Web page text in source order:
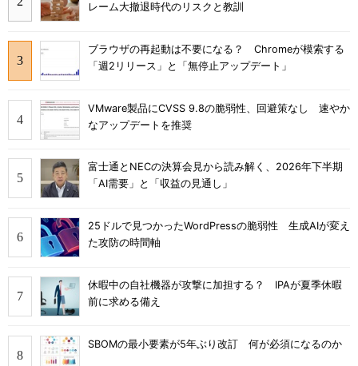
レーム大撤退時代のリスクと教訓
ブラウザの再起動は不要になる？ Chromeが模索する
「週2リリース」と「無停止アップデート」
VMware製品にCVSS 9.8の脆弱性、回避策なし 速やか
なアップデートを推奨
富士通とNECの決算会見から読み解く、2026年下半期
「AI需要」と「収益の見通し」
25ドルで見つかったWordPressの脆弱性 生成AIが変え
た攻防の時間軸
休暇中の自社機器が攻撃に加担する？ IPAが夏季休暇
前に求める備え
SBOMの最小要素が5年ぶり改訂 何が必須になるのか